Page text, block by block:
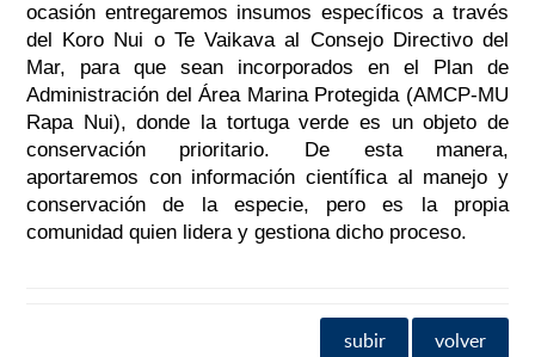
ocasión entregaremos insumos específicos a través
del Koro Nui o Te Vaikava al Consejo Directivo del
Mar, para que sean incorporados en el Plan de
Administración del Área Marina Protegida (AMCP-MU
Rapa Nui), donde la tortuga verde es un objeto de
conservación prioritario. De esta manera,
aportaremos con información científica al manejo y
conservación de la especie, pero es la propia
comunidad quien lidera y gestiona dicho proceso.
subir volver